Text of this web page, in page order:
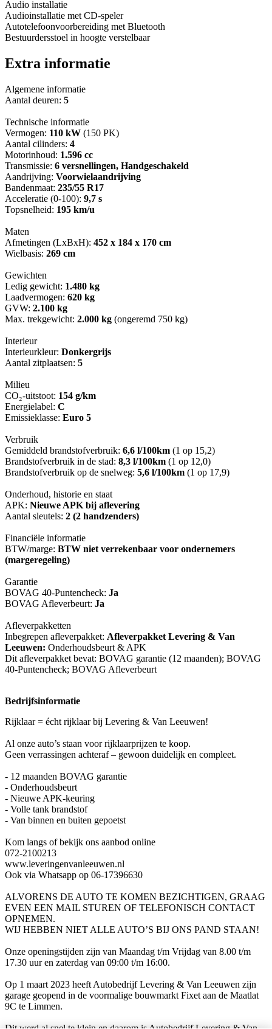
Audio installatie
Audioinstallatie met CD-speler
Autotelefoonvoorbereiding met Bluetooth
Bestuurdersstoel in hoogte verstelbaar
Extra informatie
Algemene informatie
Aantal deuren: 5
Technische informatie
Vermogen: 110 kW (150 PK)
Aantal cilinders: 4
Motorinhoud: 1.596 cc
Transmissie: 6 versnellingen, Handgeschakeld
Aandrijving: Voorwielaandrijving
Bandenmaat: 235/55 R17
Acceleratie (0-100): 9,7 s
Topsnelheid: 195 km/u
Maten
Afmetingen (LxBxH): 452 x 184 x 170 cm
Wielbasis: 269 cm
Gewichten
Ledig gewicht: 1.480 kg
Laadvermogen: 620 kg
GVW: 2.100 kg
Max. trekgewicht: 2.000 kg (ongeremd 750 kg)
Interieur
Interieurkleur: Donkergrijs
Aantal zitplaatsen: 5
Milieu
CO₂-uitstoot: 154 g/km
Energielabel: C
Emissieklasse: Euro 5
Verbruik
Gemiddeld brandstofverbruik: 6,6 l/100km (1 op 15,2)
Brandstofverbruik in de stad: 8,3 l/100km (1 op 12,0)
Brandstofverbruik op de snelweg: 5,6 l/100km (1 op 17,9)
Onderhoud, historie en staat
APK: Nieuwe APK bij aflevering
Aantal sleutels: 2 (2 handzenders)
Financiële informatie
BTW/marge: BTW niet verrekenbaar voor ondernemers
(margeregeling)
Garantie
BOVAG 40-Puntencheck: Ja
BOVAG Afleverbeurt: Ja
Afleverpakketten
Inbegrepen afleverpakket: Afleverpakket Levering & Van
Leeuwen: Onderhoudsbeurt & APK
Dit afleverpakket bevat: BOVAG garantie (12 maanden); BOVAG
40-Puntencheck; BOVAG Afleverbeurt
Bedrijfsinformatie
Rijklaar = écht rijklaar bij Levering & Van Leeuwen!
Al onze auto’s staan voor rijklaarprijzen te koop.
Geen verrassingen achteraf – gewoon duidelijk en compleet.
- 12 maanden BOVAG garantie
- Onderhoudsbeurt
- Nieuwe APK-keuring
- Volle tank brandstof
- Van binnen en buiten gepoetst
Kom langs of bekijk ons aanbod online
072-2100213
www.leveringenvanleeuwen.nl
Ook via Whatsapp op 06-17396630
ALVORENS DE AUTO TE KOMEN BEZICHTIGEN, GRAAG
EVEN EEN MAIL STUREN OF TELEFONISCH CONTACT
OPNEMEN.
WIJ HEBBEN NIET ALLE AUTO’S BIJ ONS PAND STAAN!
Onze openingstijden zijn van Maandag t/m Vrijdag van 8.00 t/m
17.30 uur en zaterdag van 09:00 t/m 16:00.
Op 1 maart 2023 heeft Autobedrijf Levering & Van Leeuwen zijn
garage geopend in de voormalige bouwmarkt Fixet aan de Maatlat
9C te Limmen.